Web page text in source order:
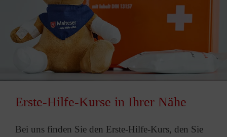
Erste-Hilfe-Kurse in Ihrer Nähe
Bei uns finden Sie den Erste-Hilfe-Kurs, den Sie